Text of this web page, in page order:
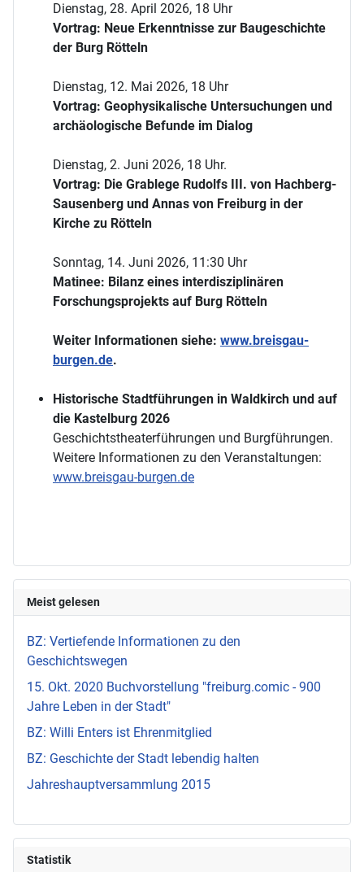
Dienstag, 28. April 2026, 18 Uhr
Vortrag: Neue Erkenntnisse zur Baugeschichte
der Burg Rötteln
Dienstag, 12. Mai 2026, 18 Uhr
Vortrag: Geophysikalische Untersuchungen und
archäologische Befunde im Dialog
Dienstag, 2. Juni 2026, 18 Uhr.
Vortrag: Die Grablege Rudolfs III. von Hachberg-
Sausenberg und Annas von Freiburg in der
Kirche zu Rötteln
Sonntag, 14. Juni 2026, 11:30 Uhr
Matinee: Bilanz eines interdisziplinären
Forschungsprojekts auf Burg Rötteln
Weiter Informationen siehe: www.breisgau-
burgen.de.
Historische Stadtführungen in Waldkirch und auf
die Kastelburg 2026
Geschichtstheaterführungen und Burgführungen.
Weitere Informationen zu den Veranstaltungen:
www.breisgau-burgen.de
Meist gelesen
BZ: Vertiefende Informationen zu den
Geschichtswegen
15. Okt. 2020 Buchvorstellung "freiburg.comic - 900
Jahre Leben in der Stadt"
BZ: Willi Enters ist Ehrenmitglied
BZ: Geschichte der Stadt lebendig halten
Jahreshauptversammlung 2015
Statistik